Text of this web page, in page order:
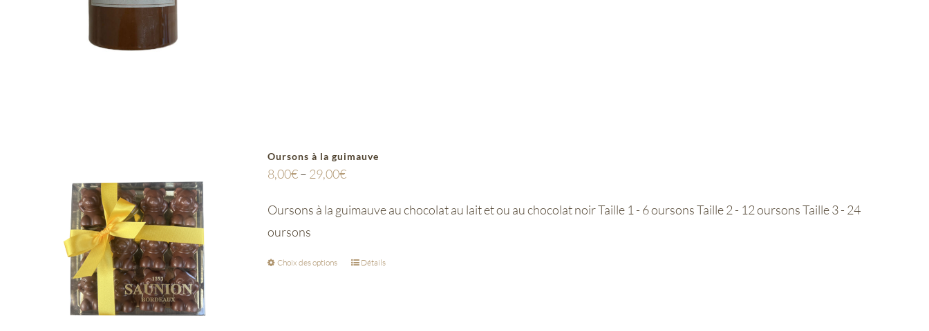
Oursons à la guimauve
8,00€– 29,00€
Oursons à la guimauve au chocolat au lait et ou au chocolat noir Taille 1 - 6 oursons Taille 2 - 12 oursons Taille 3 - 24
oursons
Choix des options Détails